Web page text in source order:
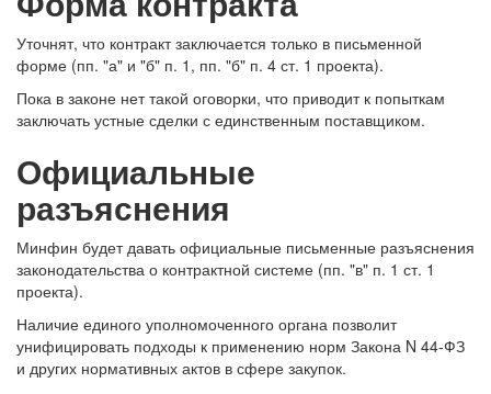
Уточнят, что контракт заключается только в письменной
форме (пп. "а" и "б" п. 1, пп. "б" п. 4 ст. 1 проекта).
Пока в законе нет такой оговорки, что приводит к попыткам
заключать устные сделки с единственным поставщиком.
Официальные
разъяснения
Минфин будет давать официальные письменные разъяснения
законодательства о контрактной системе (пп. "в" п. 1 ст. 1
проекта).
Наличие единого уполномоченного органа позволит
унифицировать подходы к применению норм Закона N 44-ФЗ
и других нормативных актов в сфере закупок.